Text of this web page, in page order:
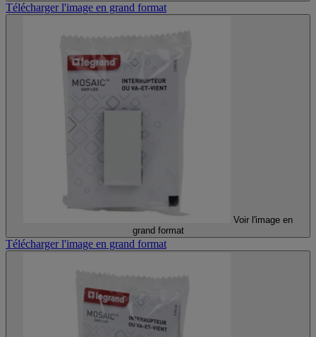
Télécharger l'image en grand format
Voir l'image en
grand format
Télécharger l'image en grand format